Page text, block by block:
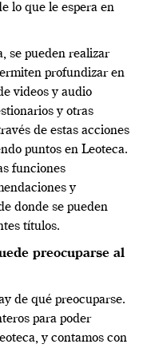
lo que le espera en
se pueden realizar
profundizar en
videos y audio
y otras
de estas acciones
puntos en Leoteca.
funciones
y
donde se pueden
títulos.
preocuparse al
de qué preocuparse.
para poder
y contamos con